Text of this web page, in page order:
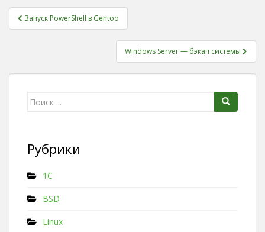
Навигация по записям
Запуск PowerShell в Gentoo
Windows Server — бэкап системы
Поиск для:
Рубрики
1C
BSD
Linux